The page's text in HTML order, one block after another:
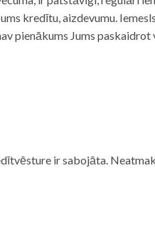
kredītu, aizdevumu.
pienākums Jums
ir sabojāta.